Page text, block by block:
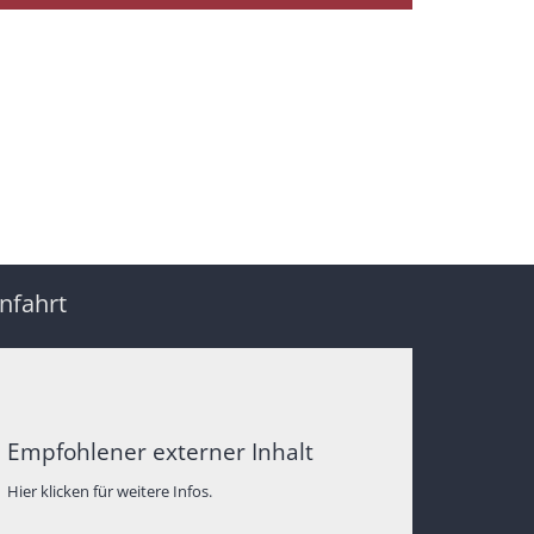
Empfohlener externer Inhalt
Hier klicken für weitere Infos.